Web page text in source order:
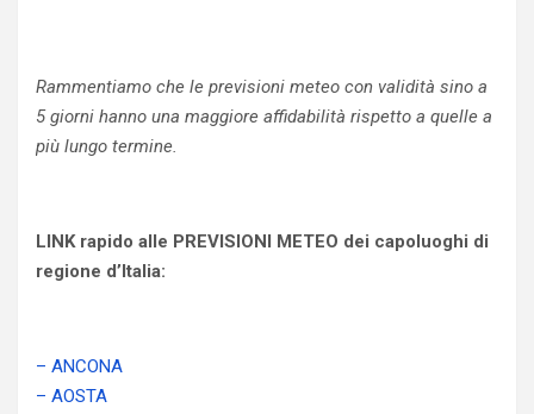
Rammentiamo che le previsioni meteo con validità sino a
5 giorni hanno una maggiore affidabilità rispetto a quelle a
più lungo termine.
LINK rapido alle PREVISIONI METEO dei capoluoghi di
regione d’Italia:
– ANCONA
– AOSTA